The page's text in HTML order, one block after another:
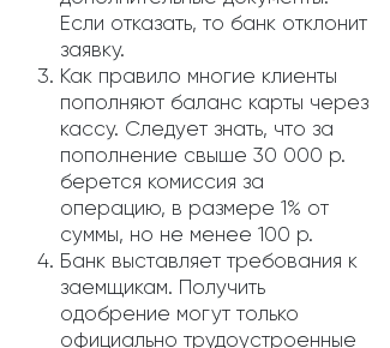
Если отказать, то банк отклонит
заявку.
Как правило многие клиенты
пополняют баланс карты через
кассу. Следует знать, что за
пополнение свыше 30 000 р.
берется комиссия за
операцию, в размере 1% от
суммы, но не менее 100 р.
Банк выставляет требования к
заемщикам. Получить
одобрение могут только
официально трудоустроенные